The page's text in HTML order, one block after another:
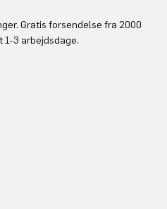
Gratis forsendelse fra 2000
1-3 arbejdsdage.